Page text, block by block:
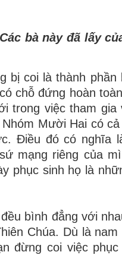
bà này đã lấy
bị coi là thành phần
chỗ đứng hoàn
trong việc tham gia
Mười Hai có
Điều đó có nghĩa
mạng riêng của
phục sinh họ là
bình đẳng với
Chúa. Dù là
đừng coi việc